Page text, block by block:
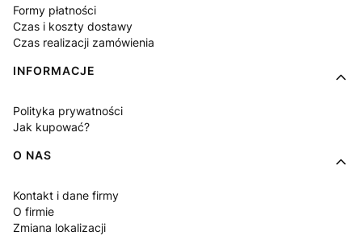
Formy płatności
Czas i koszty dostawy
Czas realizacji zamówienia
INFORMACJE
Polityka prywatności
Jak kupować?
O NAS
Kontakt i dane firmy
O firmie
Zmiana lokalizacji